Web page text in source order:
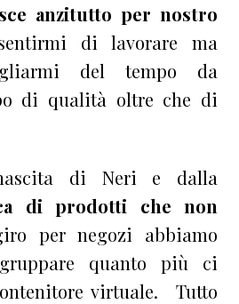
anzitutto per nostro
di lavorare ma
del tempo da
di qualità oltre che di
di Neri e dalla
di prodotti che non
per negozi abbiamo
quanto più ci
virtuale. Tutto